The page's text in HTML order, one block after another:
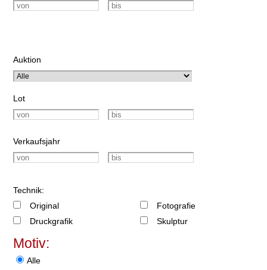
Auktion
Lot
Verkaufsjahr
Technik:
Original
Druckgrafik
Fotografie
Skulptur
Motiv:
Alle